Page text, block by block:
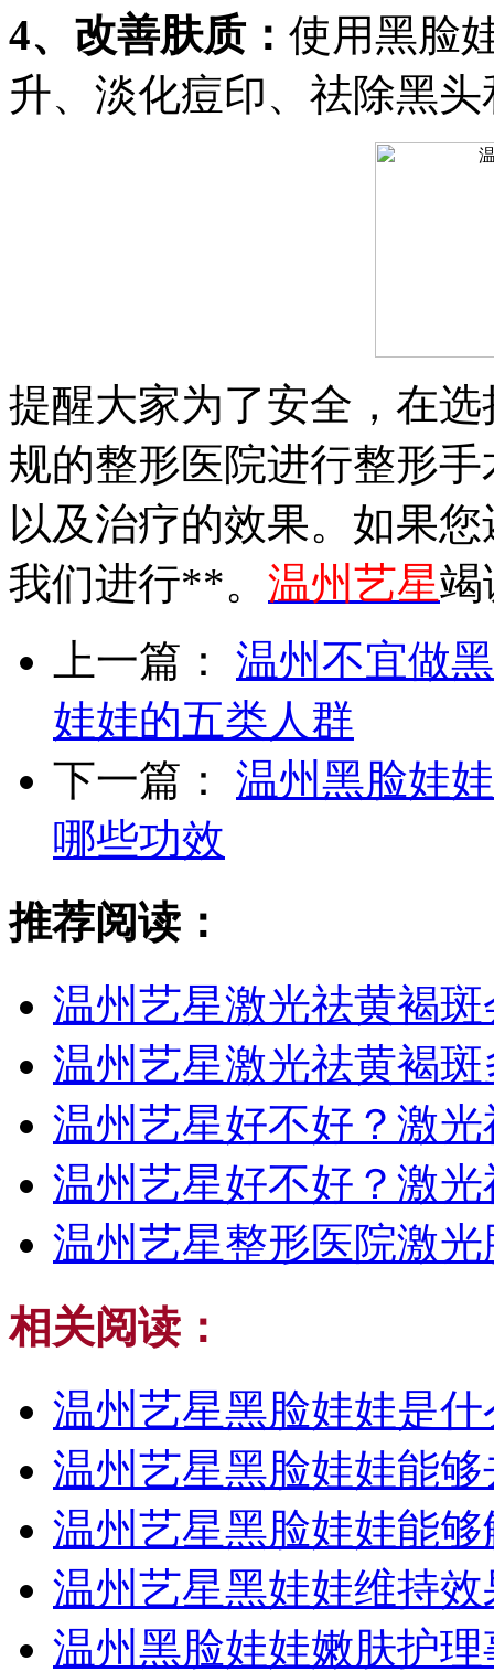
4、改善肤质： 使用黑脸
升、淡化痘印、祛除黑
提醒大家为了安全，在
规的整形医院进行整形
以及治疗的效果。如果
我们进行**。 温州艺星竭
上一篇：
温州不宜做
娃娃的五类人群
下一篇：
温州黑脸娃
哪些功效
推荐阅读：
温州艺星激光祛黄褐
温州艺星激光祛黄褐
温州艺星好不好？激
温州艺星好不好？激
温州艺星整形医院激
相关阅读：
温州艺星黑脸娃娃是什
温州艺星黑脸娃娃能
温州艺星黑脸娃娃能
温州艺星黑娃娃维持
温州黑脸娃娃嫩肤护理